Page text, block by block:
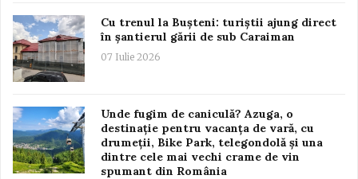
Cu trenul la Bușteni: turiștii ajung direct
în șantierul gării de sub Caraiman
07 Iulie 2026
Unde fugim de caniculă? Azuga, o
destinație pentru vacanța de vară, cu
drumeții, Bike Park, telegondolă și una
dintre cele mai vechi crame de vin
spumant din România